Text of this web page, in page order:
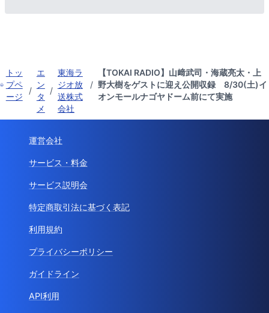
トッ
プペ
ージ
/
エ
ン
タ
メ
/
東海ラ
ジオ放
送株式
会社
/
【TOKAI RADIO】山﨑武司・海蔵亮太・上
野大樹をゲストに迎え公開収録 8/30(土)イ
オンモールナゴヤドーム前にて実施
運営会社
サービス・料金
サービス説明会
特定商取引法に基づく表記
利用規約
プライバシーポリシー
ガイドライン
API利用